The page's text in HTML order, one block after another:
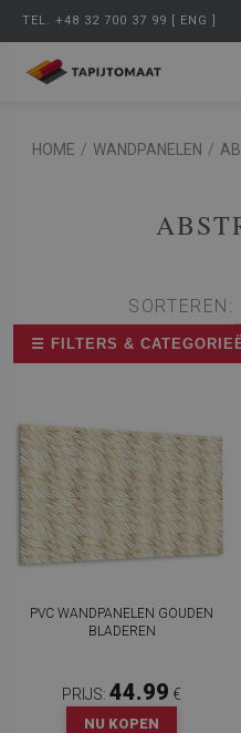
TEL. +48 32 700 37 99 [ ENG ]
HOME / WANDPANELEN /
SORTEREN:
☰ FILTERS &
PVC WANDPANELEN GOUDEN
BLADEREN
PRIJS: 44.99 €
NU KOPEN